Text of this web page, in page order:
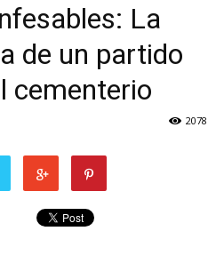
La
de un partido
cementerio
2078